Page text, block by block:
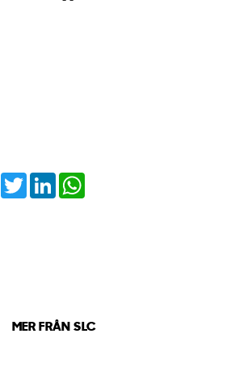
Facebook
TwitterLinkedIn
MER FRÅN SLC